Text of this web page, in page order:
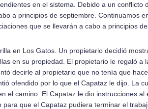
en el sistema. Debido a un conflicto
a principios de septiembre. Continuamos
que se llevarán a cabo a principios
en Los Gatos. Un propietario decidió
en su propiedad. El propietario le regaló a
decirle al propietario que no tení­­a que
ofendido por lo que el Capataz le dijo. La
el camino. El Capataz le dio instrucciones
que el Capataz pudiera terminar el